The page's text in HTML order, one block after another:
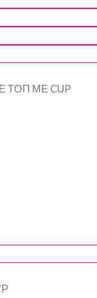
ΤΟΠ ΜΕ CUP